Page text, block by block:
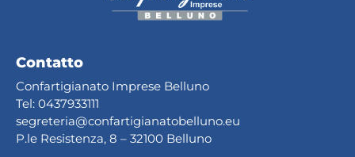
Contatto
Confartigianato Imprese Belluno
Tel: 0437933111
segreteria@confartigianatobelluno.eu
P.le Resistenza, 8 – 32100 Belluno